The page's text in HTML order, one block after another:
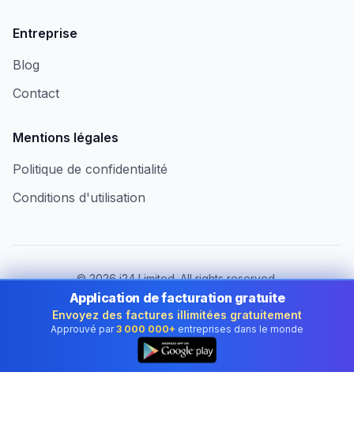
Entreprise
Blog
Contact
Mentions légales
Politique de confidentialité
Conditions d'utilisation
©2026i24 Limited. All rights reserved.
Au service des entreprises en France
Changer de pays :
France
Application de facturation gratuite
Envoyez des factures illimitées gratuitement
Approuvé par 3 000 000+ entreprises dans le monde